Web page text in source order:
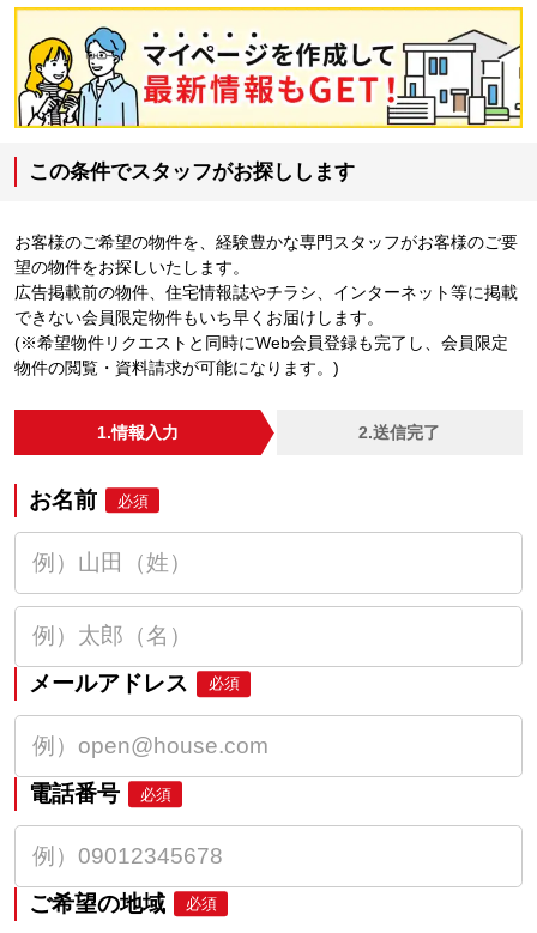
この条件でスタッフがお探しします
お客様のご希望の物件を、経験豊かな専門スタッフがお客様のご要
望の物件をお探しいたします。
広告掲載前の物件、住宅情報誌やチラシ、インターネット等に掲載
できない会員限定物件もいち早くお届けします。
(※希望物件リクエストと同時にWeb会員登録も完了し、会員限定
物件の閲覧・資料請求が可能になります。)
1.情報入力 2.送信完了
お名前 必須
メールアドレス 必須
電話番号 必須
ご希望の地域 必須